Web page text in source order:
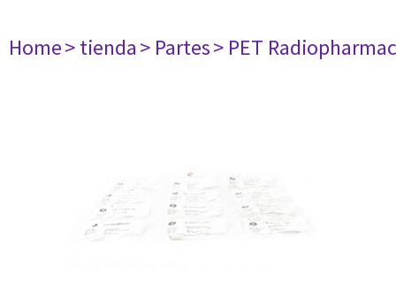
Home> tienda> Partes> PET